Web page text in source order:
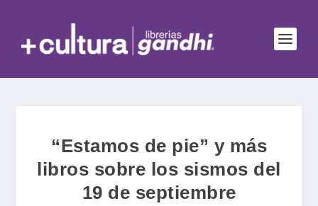
“Estamos de pie” y más
libros sobre los sismos del
19 de septiembre